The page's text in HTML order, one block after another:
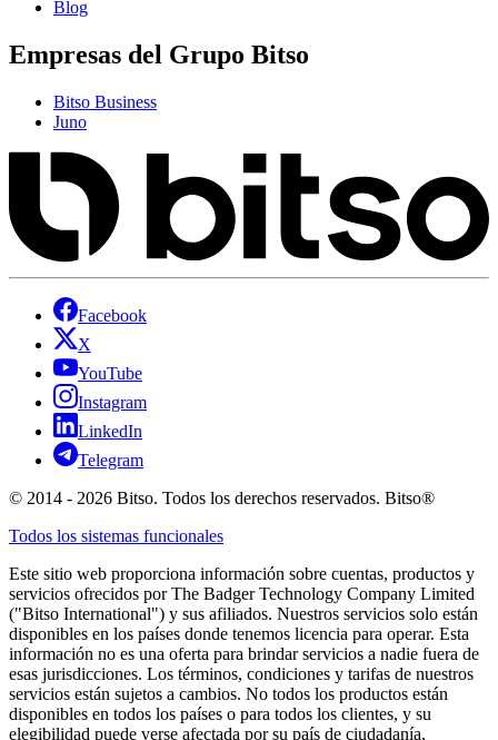
Blog
Empresas del Grupo Bitso
Bitso Business
Juno
Facebook
X
YouTube
Instagram
LinkedIn
Telegram
© 2014 - 2026 Bitso. Todos los derechos reservados. Bitso®
Todos los sistemas funcionales
Este sitio web proporciona información sobre cuentas, productos y
servicios ofrecidos por The Badger Technology Company Limited
("Bitso International") y sus afiliados. Nuestros servicios solo están
disponibles en los países donde tenemos licencia para operar. Esta
información no es una oferta para brindar servicios a nadie fuera de
esas jurisdicciones. Los términos, condiciones y tarifas de nuestros
servicios están sujetos a cambios. No todos los productos están
disponibles en todos los países o para todos los clientes, y su
elegibilidad puede verse afectada por su país de ciudadanía,